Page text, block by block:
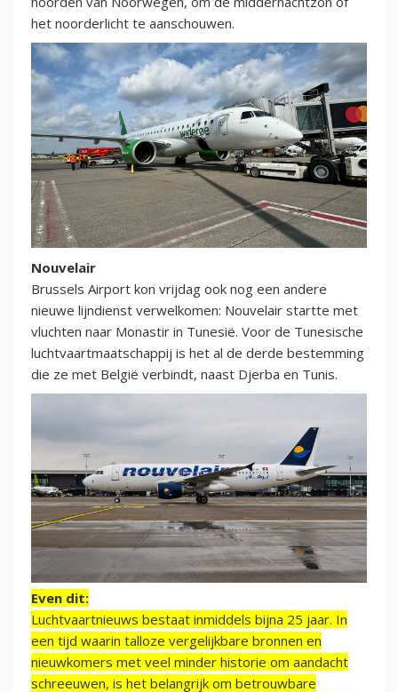
het noorderlicht te aanschouwen.
Nouvelair
Brussels Airport kon vrijdag ook nog een andere
nieuwe lijndienst verwelkomen: Nouvelair startte met
vluchten naar Monastir in Tunesië. Voor de Tunesische
luchtvaartmaatschappij is het al de derde bestemming
die ze met België verbindt, naast Djerba en Tunis.
Even dit:
Luchtvaartnieuws bestaat inmiddels bijna 25 jaar. In
een tijd waarin talloze vergelijkbare bronnen en
nieuwkomers met veel minder historie om aandacht
schreeuwen, is het belangrijk om betrouwbare